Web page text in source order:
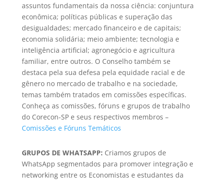
assuntos fundamentais da nossa ciência: conjuntura
econômica; políticas públicas e superação das
desigualdades; mercado financeiro e de capitais;
economia solidária; meio ambiente; tecnologia e
inteligência artificial; agronegócio e agricultura
familiar, entre outros. O Conselho também se
destaca pela sua defesa pela equidade racial e de
gênero no mercado de trabalho e na sociedade,
temas também tratados em comissões específicas.
Conheça as comissões, fóruns e grupos de trabalho
do Corecon-SP e seus respectivos membros –
Comissões e Fóruns Temáticos
GRUPOS DE WHATSAPP: Criamos grupos de
WhatsApp segmentados para promover integração e
networking entre os Economistas e estudantes da